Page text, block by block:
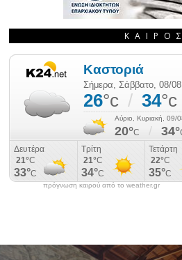
ΚΑΙΡΌΣ
πρόγνωση καιρού από το weather.gr